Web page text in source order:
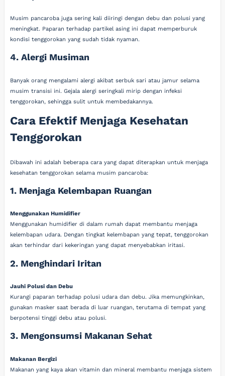
Musim pancaroba juga sering kali diiringi dengan debu dan polusi yang
meningkat. Paparan terhadap partikel asing ini dapat memperburuk
kondisi tenggorokan yang sudah tidak nyaman.
4. Alergi Musiman
Banyak orang mengalami alergi akibat serbuk sari atau jamur selama
musim transisi ini. Gejala alergi seringkali mirip dengan infeksi
tenggorokan, sehingga sulit untuk membedakannya.
Cara Efektif Menjaga Kesehatan
Tenggorokan
Dibawah ini adalah beberapa cara yang dapat diterapkan untuk menjaga
kesehatan tenggorokan selama musim pancaroba:
1. Menjaga Kelembapan Ruangan
Menggunakan Humidifier
Menggunakan humidifier di dalam rumah dapat membantu menjaga
kelembapan udara. Dengan tingkat kelembapan yang tepat, tenggorokan
akan terhindar dari kekeringan yang dapat menyebabkan iritasi.
2. Menghindari Iritan
Jauhi Polusi dan Debu
Kurangi paparan terhadap polusi udara dan debu. Jika memungkinkan,
gunakan masker saat berada di luar ruangan, terutama di tempat yang
berpotensi tinggi debu atau polusi.
3. Mengonsumsi Makanan Sehat
Makanan Bergizi
Makanan yang kaya akan vitamin dan mineral membantu menjaga sistem